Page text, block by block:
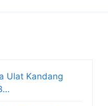
Ulat Kandang